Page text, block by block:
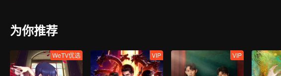
为你推荐
WeTV优选 VIP VIP